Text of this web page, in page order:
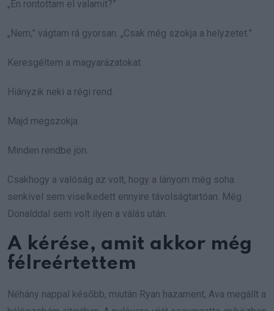
„Én rontottam el valamit?”
„Nem,” vágtam rá gyorsan. „Csak még szokja a helyzetet.”
Keresgéltem a magyarázatokat.
Hiányzik neki a régi rend.
Majd megszokja.
Minden rendbe jön.
Csakhogy a valóság az volt, hogy a lányom még soha
senkivel sem viselkedett ennyire távolságtartóan. Még
Donalddal sem volt ilyen a válás után.
A kérése, amit akkor még
félreértettem
Néhány nappal később, miután Ryan hazament, Ava megállt a